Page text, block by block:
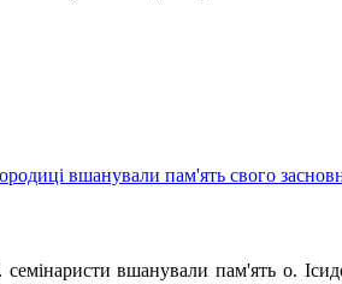
вшанували пам'ять свого
вшанували пам'ять о.